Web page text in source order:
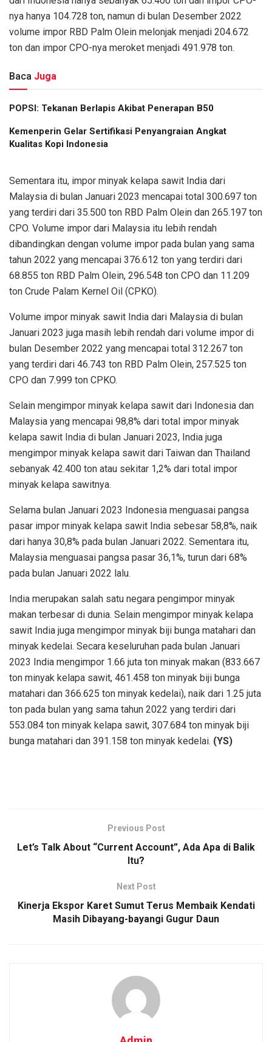
nya hanya 104.728 ton, namun di bulan Desember 2022
volume impor RBD Palm Olein melonjak menjadi 204.672
ton dan impor CPO-nya meroket menjadi 491.978 ton.
Baca Juga
POPSI: Tekanan Berlapis Akibat Penerapan B50
Kemenperin Gelar Sertifikasi Penyangraian Angkat
Kualitas Kopi Indonesia
Sementara itu, impor minyak kelapa sawit India dari
Malaysia di bulan Januari 2023 mencapai total 300.697 ton
yang terdiri dari 35.500 ton RBD Palm Olein dan 265.197 ton
CPO. Volume impor dari Malaysia itu lebih rendah
dibandingkan dengan volume impor pada bulan yang sama
tahun 2022 yang mencapai 376.612 ton yang terdiri dari
68.855 ton RBD Palm Olein, 296.548 ton CPO dan 11.209
ton Crude Palam Kernel Oil (CPKO).
Volume impor minyak sawit India dari Malaysia di bulan
Januari 2023 juga masih lebih rendah dari volume impor di
bulan Desember 2022 yang mencapai total 312.267 ton
yang terdiri dari 46.743 ton RBD Palm Olein, 257.525 ton
CPO dan 7.999 ton CPKO.
Selain mengimpor minyak kelapa sawit dari Indonesia dan
Malaysia yang mencapai 98,8% dari total impor minyak
kelapa sawit India di bulan Januari 2023, India juga
mengimpor minyak kelapa sawit dari Taiwan dan Thailand
sebanyak 42.400 ton atau sekitar 1,2% dari total impor
minyak kelapa sawitnya.
Selama bulan Januari 2023 Indonesia menguasai pangsa
pasar impor minyak kelapa sawit India sebesar 58,8%, naik
dari hanya 30,8% pada bulan Januari 2022. Sementara itu,
Malaysia menguasai pangsa pasar 36,1%, turun dari 68%
pada bulan Januari 2022 lalu.
India merupakan salah satu negara pengimpor minyak
makan terbesar di dunia. Selain mengimpor minyak kelapa
sawit India juga mengimpor minyak biji bunga matahari dan
minyak kedelai. Secara keseluruhan pada bulan Januari
2023 India mengimpor 1.66 juta ton minyak makan (833.667
ton minyak kelapa sawit, 461.458 ton minyak biji bunga
matahari dan 366.625 ton minyak kedelai), naik dari 1.25 juta
ton pada bulan yang sama tahun 2022 yang terdiri dari
553.084 ton minyak kelapa sawit, 307.684 ton minyak biji
bunga matahari dan 391.158 ton minyak kedelai. (YS)
Previous Post
Let’s Talk About “Current Account”, Ada Apa di Balik
Itu?
Next Post
Kinerja Ekspor Karet Sumut Terus Membaik Kendati
Masih Dibayang-bayangi Gugur Daun